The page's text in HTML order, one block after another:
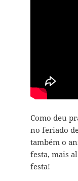
Como deu
no feriado
também o
festa, mais
festa!